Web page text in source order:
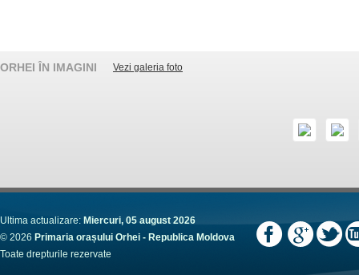
ORHEI ÎN IMAGINI Vezi galeria foto
Ultima actualizare: Miercuri, 05 august 2026
© 2026 Primaria orașului Orhei - Republica Moldova
Toate drepturile rezervate